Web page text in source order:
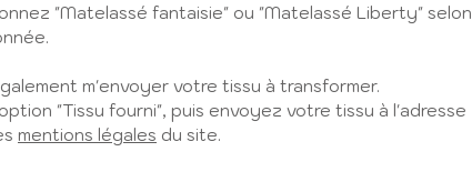
"Matelassé fantaisie" ou "Matelassé Liberty" selon
m'envoyer votre tissu à transformer.
"Tissu fourni", puis envoyez votre tissu à l'adresse
mentions légales du site.